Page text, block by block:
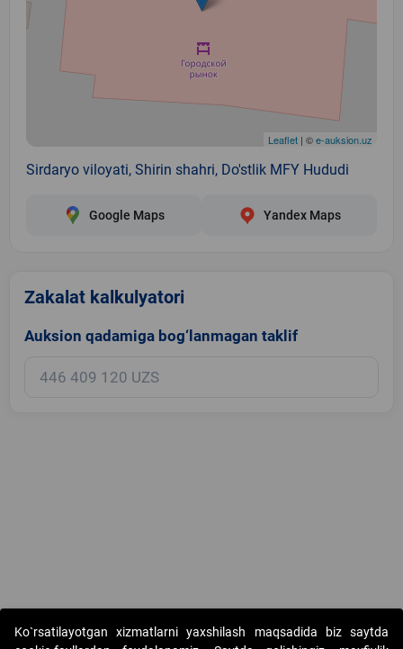
Leaflet | ©e-auksion.uz
Sirdaryo viloyati, Shirin shahri, Do'stlik MFY Hududi
Google Maps Yandex Maps
Zakalat kalkulyatori
Auksion qadamiga bog‘lanmagan taklif
Copyright © 2017-2026. "Elektron onlayn-auksionlarni tashkil etish"
Ko`rsatilayotgan xizmatlarni yaxshilash maqsadida biz saytda